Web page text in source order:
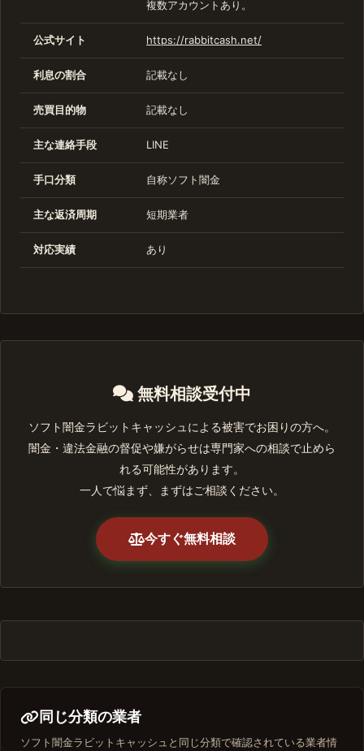
複数アカウントあり。
公式サイト https://rabbitcash.net/
利息の割合 記載なし
売買目的物 記載なし
主な連絡手段 LINE
手口分類 自称ソフト闇金
主な返済周期 短期業者
対応実績 あり
無料相談受付中
ソフト闇金ラビットキャッシュによる被害でお困りの方へ。
闇金・違法金融の督促や嫌がらせは専門家への相談で止めら
れる可能性があります。
一人で悩まず、まずはご相談ください。
今すぐ無料相談
同じ分類の業者
ソフト闇金ラビットキャッシュと同じ分類で確認されている業者情